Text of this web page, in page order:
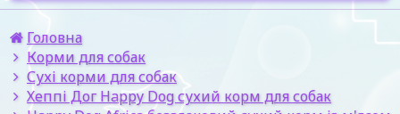
Головна
Корми для собак
Сухі корми для собак
Хеппі Дог Happy Dog сухий корм для собак